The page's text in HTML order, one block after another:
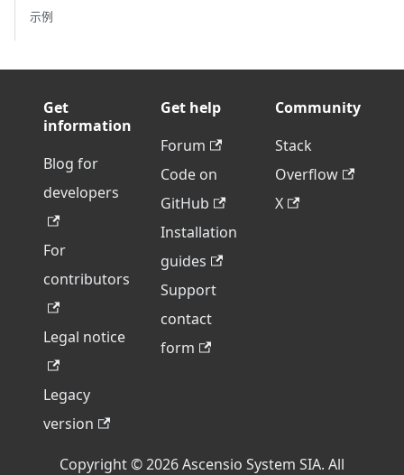
示例
Get
information
Blog for
developers
For
contributors
Legal notice
Legacy
version
Get help
Forum
Code on
GitHub
Installation
guides
Support
contact
form
Community
Stack
Overflow
X
Copyright © 2026 Ascensio System SIA. All